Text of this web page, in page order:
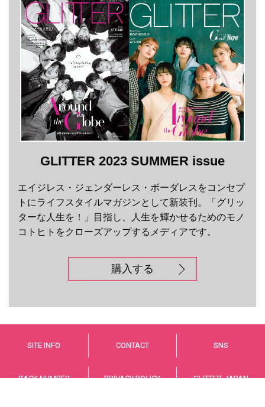
GLITTER 2023 SUMMER issue
エイジレス・ジェンダーレス・ボーダレスをコンセプ
トにライフスタイルマガジンとして新装刊。「グリッ
ターな人生を！」目指し、人生を輝かせるためのモノ
コトヒトをクローズアップするメディアです。
購入する
SITE INFO CONTACT SNS
BACK NUMBER PRIVACY POLICY GLITTER JAPAN